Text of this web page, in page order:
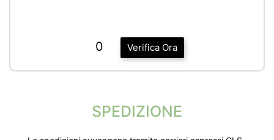
Verifica Ora
0
SPEDIZIONE